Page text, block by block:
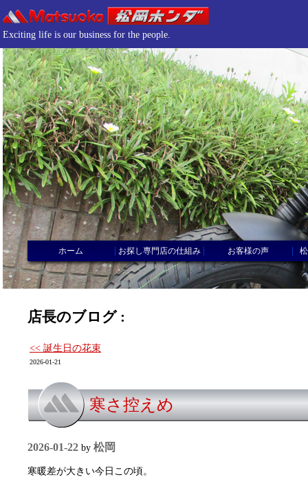
Exciting life is our business for the people.
ホーム お探し専門店の仕組み お客様の声
店長のブログ :
<< 誕生日の花束
2026-01-21
寒さ控えめ
2026-01-22 by 松岡
寒暖差が大きい今日この頃。